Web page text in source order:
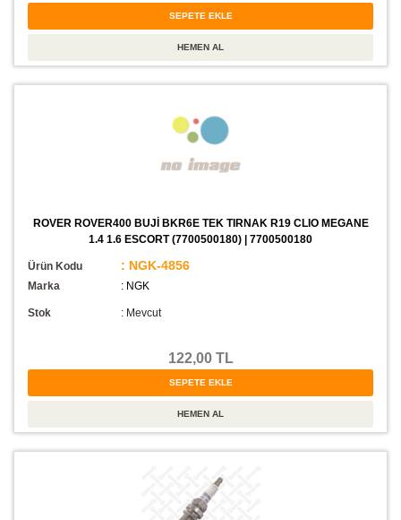
ROVER ROVER400 BUJİ BKR6E TEK TIRNAK R19 CLIO MEGANE
1.4 1.6 ESCORT (7700500180) | 7700500180
Ürün Kodu : NGK-4856
Marka : NGK
Stok : Mevcut
122,00 TL